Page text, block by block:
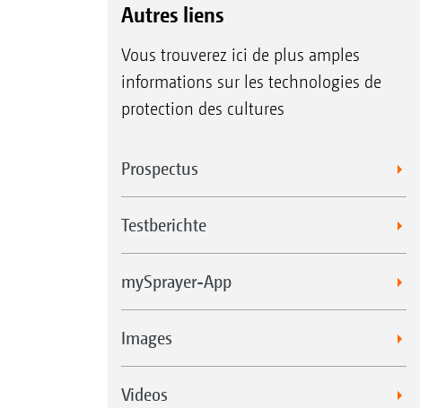
Autres liens
Vous trouverez ici de plus amples
informations sur les technologies de
protection des cultures
Prospectus
Testberichte
mySprayer-App
Images
Videos